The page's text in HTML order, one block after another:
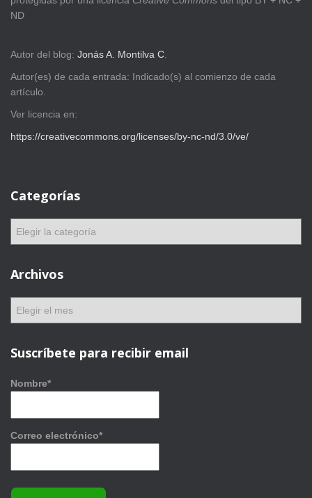
ND
Autor del blog: Jonás A. Montilva C
Autor(es) de cada entrada: Indicado(s) al comienzo de cada
artículo.
Ver licencia en:
https://creativecommons.org/licenses/by-nc-nd/3.0/ve/
Categorías
e
a
Archivos
h
v
Suscríbete para recibir email
Nombre*
Correo electrónico*